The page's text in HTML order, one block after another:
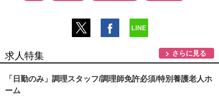
求人特集 さらに見る
「日勤のみ」調理スタッフ/調理師免許必須/特別養護老人ホ
ーム